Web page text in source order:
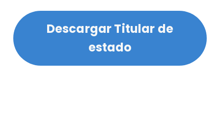
Descargar Titular de
estado